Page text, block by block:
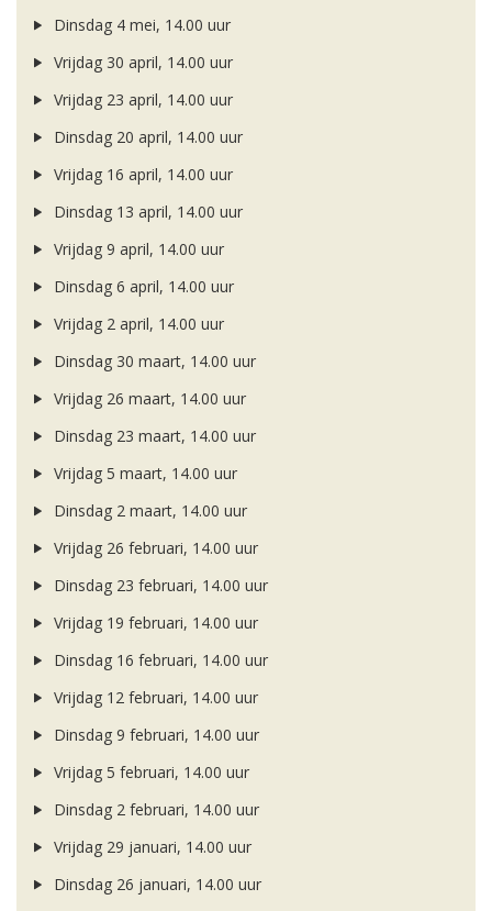
Dinsdag 4 mei, 14.00 uur
Vrijdag 30 april, 14.00 uur
Vrijdag 23 april, 14.00 uur
Dinsdag 20 april, 14.00 uur
Vrijdag 16 april, 14.00 uur
Dinsdag 13 april, 14.00 uur
Vrijdag 9 april, 14.00 uur
Dinsdag 6 april, 14.00 uur
Vrijdag 2 april, 14.00 uur
Dinsdag 30 maart, 14.00 uur
Vrijdag 26 maart, 14.00 uur
Dinsdag 23 maart, 14.00 uur
Vrijdag 5 maart, 14.00 uur
Dinsdag 2 maart, 14.00 uur
Vrijdag 26 februari, 14.00 uur
Dinsdag 23 februari, 14.00 uur
Vrijdag 19 februari, 14.00 uur
Dinsdag 16 februari, 14.00 uur
Vrijdag 12 februari, 14.00 uur
Dinsdag 9 februari, 14.00 uur
Vrijdag 5 februari, 14.00 uur
Dinsdag 2 februari, 14.00 uur
Vrijdag 29 januari, 14.00 uur
Dinsdag 26 januari, 14.00 uur